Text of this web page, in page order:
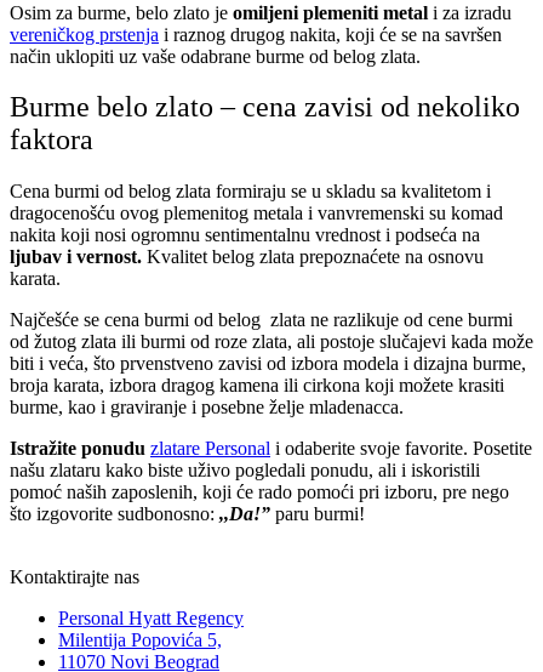
Osim za burme, belo zlato je omiljeni plemeniti metal i za izradu
vereničkog prstenja i raznog drugog nakita, koji će se na savršen
način uklopiti uz vaše odabrane burme od belog zlata.
Burme belo zlato – cena zavisi od nekoliko
faktora
Cena burmi od belog zlata formiraju se u skladu sa kvalitetom i
dragocenošću ovog plemenitog metala i vanvremenski su komad
nakita koji nosi ogromnu sentimentalnu vrednost i podseća na
ljubav i vernost. Kvalitet belog zlata prepoznaćete na osnovu
karata.
Najčešće se cena burmi od belog zlata ne razlikuje od cene burmi
od žutog zlata ili burmi od roze zlata, ali postoje slučajevi kada može
biti i veća, što prvenstveno zavisi od izbora modela i dizajna burme,
broja karata, izbora dragog kamena ili cirkona koji možete krasiti
burme, kao i graviranje i posebne želje mladenacca.
Istražite ponudu zlatare Personal i odaberite svoje favorite. Posetite
našu zlataru kako biste uživo pogledali ponudu, ali i iskoristili
pomoć naših zaposlenih, koji će rado pomoći pri izboru, pre nego
što izgovorite sudbonosno: ,,Da!” paru burmi!
Kontaktirajte nas
Personal Hyatt Regency
Milentija Popovića 5,
11070 Novi Beograd